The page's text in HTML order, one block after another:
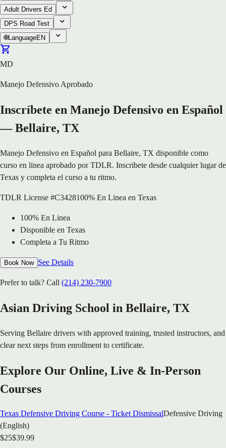
Adult Drivers Ed
DPS Road Test
🌐LanguageEN
MD
Manejo Defensivo Aprobado
Inscríbete en Manejo Defensivo en Español
— Bellaire, TX
Manejo Defensivo en Español para Bellaire, TX disponible como
curso en linea aprobado por TDLR. Inscribete desde cualquier lugar de
Texas y completa el curso a tu ritmo.
TDLR License #C3428100% En Linea en Texas
100% En Linea
Disponible en Texas
Completa a Tu Ritmo
Book Now See Details
Prefer to talk? Call (214) 230-7900
Asian Driving School in Bellaire, TX
Serving Bellaire drivers with approved training, trusted instructors, and
clear next steps from enrollment to certificate.
Explore Our Online, Live & In-Person
Courses
Texas Defensive Driving Course - Ticket DismissalDefensive Driving
(English)
$25$39.99